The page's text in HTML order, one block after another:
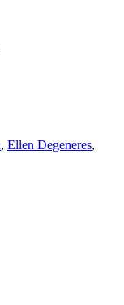
, Ellen Degeneres,